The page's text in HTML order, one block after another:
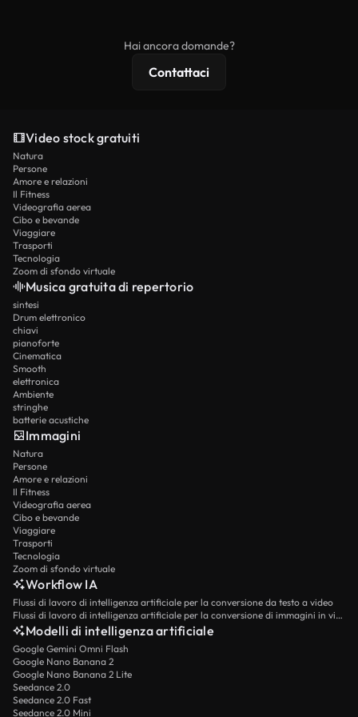
Hai ancora domande?
Contattaci
Video stock gratuiti
Natura
Persone
Amore e relazioni
Il Fitness
Videografia aerea
Cibo e bevande
Viaggiare
Trasporti
Tecnologia
Zoom di sfondo virtuale
Musica gratuita di repertorio
sintesi
Drum elettronico
chiavi
pianoforte
Cinematica
Smooth
elettronica
Ambiente
stringhe
batterie acustiche
Immagini
Natura
Persone
Amore e relazioni
Il Fitness
Videografia aerea
Cibo e bevande
Viaggiare
Trasporti
Tecnologia
Zoom di sfondo virtuale
Workflow IA
Flussi di lavoro di intelligenza artificiale per la conversione da testo a video
Flussi di lavoro di intelligenza artificiale per la conversione di immagini in video
Modelli di intelligenza artificiale
Google Gemini Omni Flash
Google Nano Banana 2
Google Nano Banana 2 Lite
Seedance 2.0
Seedance 2.0 Fast
Seedance 2.0 Mini